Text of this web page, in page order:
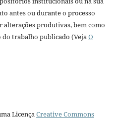
antes ou durante o processo
alterações produtivas, bem como
do trabalho publicado (VejaO
LicençaCreative Commons